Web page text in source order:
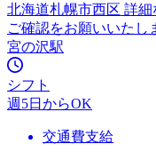
北海道札幌市西区 詳
ご確認をお願いいたし
宮の沢駅
シフト
週5日からOK
交通費支給